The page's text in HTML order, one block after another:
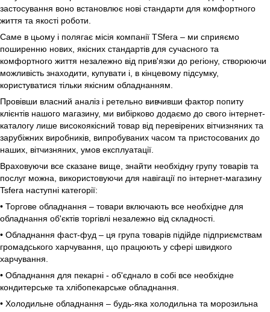
застосування воно встановлює нові стандарти для комфортного
життя та якості роботи.
Саме в цьому і полягає місія компанії TSfera – ми сприяємо
поширенню нових, якісних стандартів для сучасного та
комфортного життя незалежно від прив'язки до регіону, створюючи
можливість знаходити, купувати і, в кінцевому підсумку,
користуватися тільки якісним обладнанням.
Провівши власний аналіз і ретельно вивчивши фактор попиту
клієнтів нашого магазину, ми вибірково додаємо до свого інтернет-
каталогу лише високоякісний товар від перевірених вітчизняних та
зарубіжних виробників, випробуваних часом та пристосованих до
наших, вітчизняних, умов експлуатації.
Враховуючи все сказане вище, знайти необхідну групу товарів та
послуг можна, використовуючи для навігації по інтернет-магазину
Tsfera наступні категорії:
• Торгове обладнання – товари включають все необхідне для
обладнання об'єктів торгівлі незалежно від складності.
• Обладнання фаст-фуд – ця група товарів підійде підприємствам
громадського харчування, що працюють у сфері швидкого
харчування.
• Обладнання для пекарні - об'єднало в собі все необхідне
кондитерське та хлібопекарське обладнання.
• Холодильне обладнання – будь-яка холодильна та морозильна